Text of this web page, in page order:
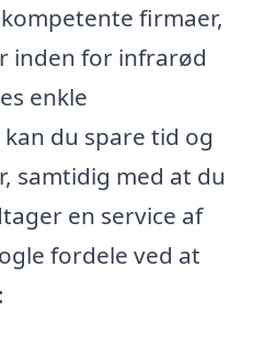
firmaer,
inden for infrarød
enkle
du spare tid og
samtidig med at du
en service af
fordele ved at